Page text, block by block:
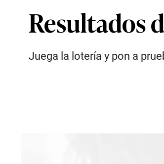
Resultados
Juega la lotería y pon a